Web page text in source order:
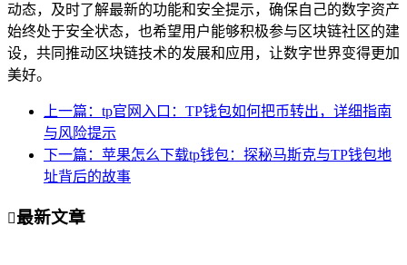
动态，及时了解最新的功能和安全提示，确保自己的数字资产
始终处于安全状态，也希望用户能够积极参与区块链社区的建
设，共同推动区块链技术的发展和应用，让数字世界变得更加
美好。
上一篇：tp官网入口：TP钱包如何把币转出，详细指南
与风险提示
下一篇：苹果怎么下载tp钱包：探秘马斯克与TP钱包地
址背后的故事
最新文章